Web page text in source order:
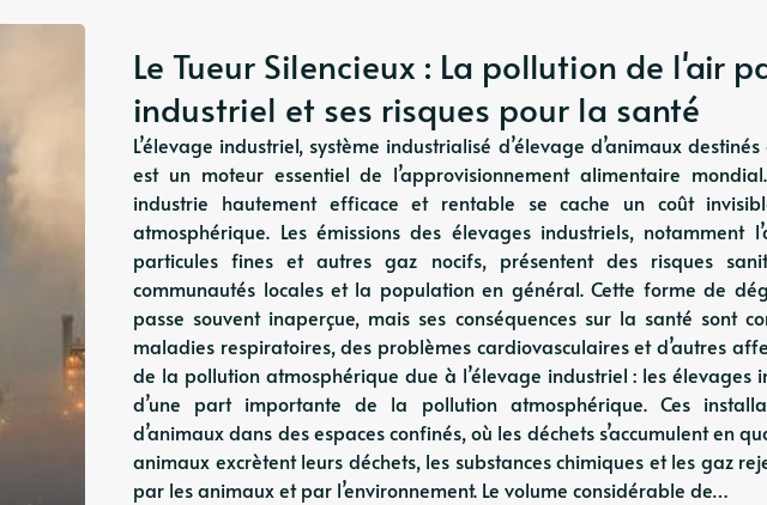
Le Tueur Silencieux : La pollution de l'air
industriel et ses risques pour la santé
L’élevage industriel, système industrialisé d’élevage d’animaux
est un moteur essentiel de l’approvisionnement alimentaire
industrie hautement efficace et rentable se cache un coût
atmosphérique. Les émissions des élevages industriels, notamment
particules fines et autres gaz nocifs, présentent des risques
communautés locales et la population en général. Cette forme de
passe souvent inaperçue, mais ses conséquences sur la santé sont
maladies respiratoires, des problèmes cardiovasculaires et d’autres
de la pollution atmosphérique due à l’élevage industriel : les élevages
d’une part importante de la pollution atmosphérique. Ces
d’animaux dans des espaces confinés, où les déchets s’accumulent en
animaux excrètent leurs déchets, les substances chimiques et les gaz
par les animaux et par l’environnement. Le volume considérable de…